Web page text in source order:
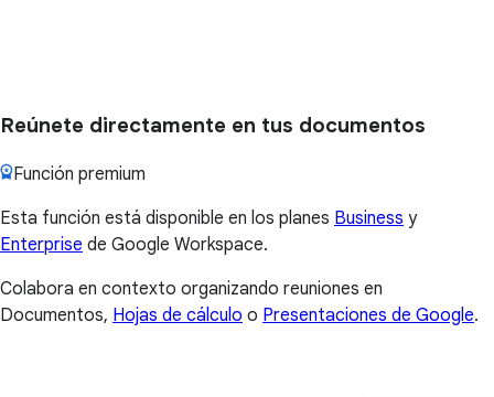
Reúnete directamente en tus documentos
Función premium
Esta función está disponible en los planes Business y
Enterprise de Google Workspace.
Colabora en contexto organizando reuniones en
Documentos, Hojas de cálculo o Presentaciones de Google.